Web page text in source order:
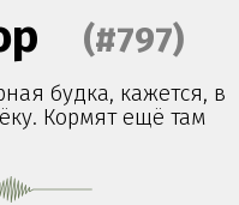
(#797)
будка, кажется, в
Кормят ещё там